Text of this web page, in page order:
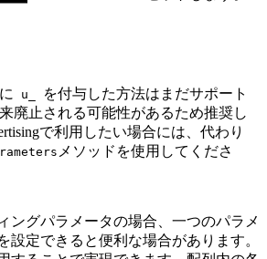
u_
を付与した方法はまだサポート
廃止される可能性があるため推奨し
で利用したい場合には、代わり
メソッドを使用してくださ
ングパラメータの場合、一つのパラメ
設定できると便利な場合があります。